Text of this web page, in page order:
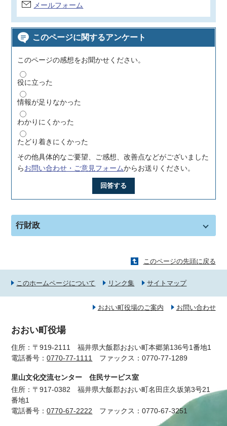
メールフォーム
このページに関するアンケート
このページの感想をお聞かせください。
役に立った
情報が足りなかった
わかりにくかった
たどり着きにくかった
その他具体的なご要望、ご感想、改善点などがございました
らお問い合わせ・ご意見フォームからお送りください。
回答する
行財政
このページの先頭に戻る
このホームページについて リンク集 サイトマップ
おおい町役場のご案内 お問い合わせ
おおい町役場
住所：〒919-2111 福井県大飯郡おおい町本郷第136号1番地1
電話番号：0770-77-1111 ファックス：0770-77-1289
里山文化交流センター 住民サービス室
住所：〒917-0382 福井県大飯郡おおい町名田庄久坂第3号21
番地1
電話番号：0770-67-2222 ファックス：0770-67-3251